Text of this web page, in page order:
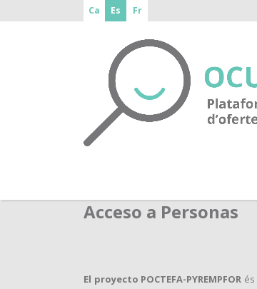
Ca Es Fr
Acceso a Personas
El proyecto POCTEFA-PYREMPFOR